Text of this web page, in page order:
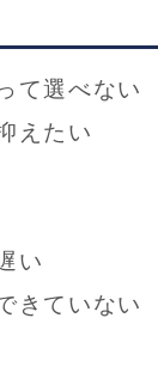
て選べない
えたい
い
きていない